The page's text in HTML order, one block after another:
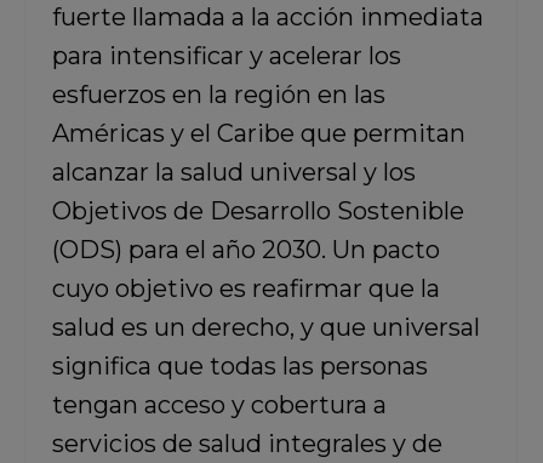
fuerte llamada a la acción inmediata
para intensificar y acelerar los
esfuerzos en la región en las
Américas y el Caribe que permitan
alcanzar la salud universal y los
Objetivos de Desarrollo Sostenible
(ODS) para el año 2030. Un pacto
cuyo objetivo es reafirmar que la
salud es un derecho, y que universal
significa que todas las personas
tengan acceso y cobertura a
servicios de salud integrales y de